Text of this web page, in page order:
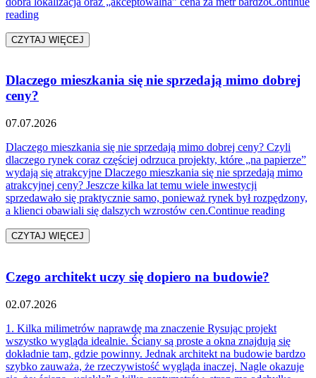
reading„Co naprawdę sprzedaje mieszkanie w 2026 roku?”
CZYTAJ WIĘCEJ
Dlaczego mieszkania się nie sprzedają mimo dobrej
ceny?
07.07.2026
Dlaczego mieszkania się nie sprzedają mimo dobrej ceny? Czyli
dlaczego rynek coraz częściej odrzuca projekty, które „na papierze”
wydają się atrakcyjne Dlaczego mieszkania się nie sprzedają mimo
atrakcyjnej ceny? Jeszcze kilka lat temu wiele inwestycji
sprzedawało się praktycznie samo, ponieważ rynek był rozpędzony,
a klienci obawiali się dalszych wzrostów cen.Continue reading
CZYTAJ WIĘCEJ
Czego architekt uczy się dopiero na budowie?
02.07.2026
1. Kilka milimetrów naprawdę ma znaczenie Rysując projekt
wszystko wygląda idealnie. Ściany są proste a okna znajdują się
dokładnie tam, gdzie powinny. Jednak architekt na budowie bardzo
szybko zauważa, że rzeczywistość wygląda inaczej. Nagle okazuje